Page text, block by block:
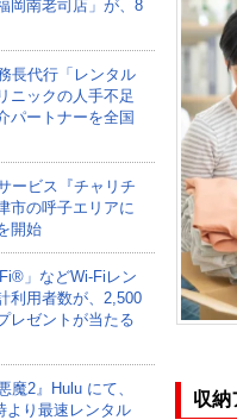
岡南老司店」が、8
長代行「レンタル
ニックの人手不足
パートナーを全国
ービス『チャリチ
市の呼子エリアに
開始
」などWi-Fiレン
利用者数が、2,500
レゼントが当たる
魔2』Hulu にて、
より最速レンタル
収納